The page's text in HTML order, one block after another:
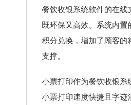
餐饮收银系统软件的在线
既环保又高效。系统内
积分兑换，增加了顾客的
支撑。
小票打印作为餐饮收银系
小票打印速度快捷且字迹